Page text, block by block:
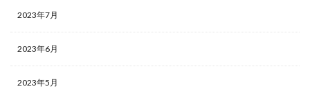
2023年7月
2023年6月
2023年5月